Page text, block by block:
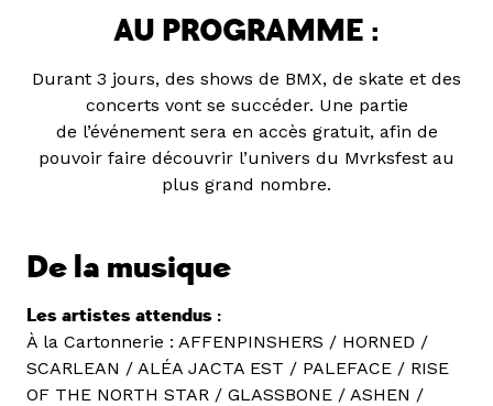
AU PROGRAMME :
Durant 3 jours, des shows de BMX, de skate et des
concerts vont se succéder. Une partie
de l’événement sera en accès gratuit, afin de
pouvoir faire découvrir l’univers du Mvrksfest au
plus grand nombre.
De la musique
Les artistes attendus :
À la Cartonnerie : AFFENPINSHERS / HORNED /
SCARLEAN / ALÉA JACTA EST / PALEFACE / RISE
OF THE NORTH STAR / GLASSBONE / ASHEN /